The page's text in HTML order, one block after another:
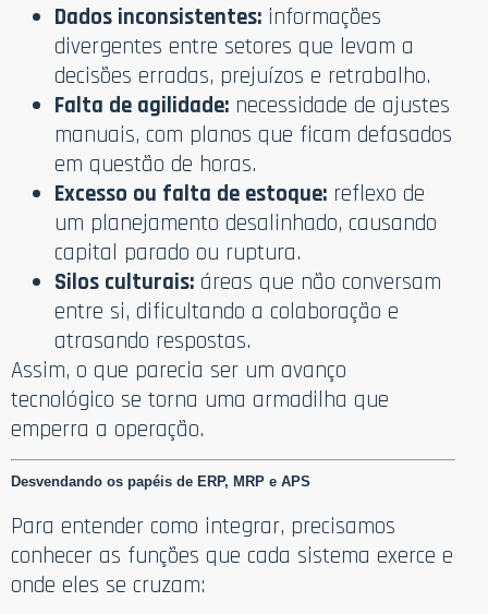
Dados inconsistentes: informações
divergentes entre setores que levam a
decisões erradas, prejuízos e retrabalho.
Falta de agilidade: necessidade de ajustes
manuais, com planos que ficam defasados
em questão de horas.
Excesso ou falta de estoque: reflexo de
um planejamento desalinhado, causando
capital parado ou ruptura.
Silos culturais: áreas que não conversam
entre si, dificultando a colaboração e
atrasando respostas.
Assim, o que parecia ser um avanço
tecnológico se torna uma armadilha que
emperra a operação.
Desvendando os papéis de ERP, MRP e APS
Para entender como integrar, precisamos
conhecer as funções que cada sistema exerce e
onde eles se cruzam: